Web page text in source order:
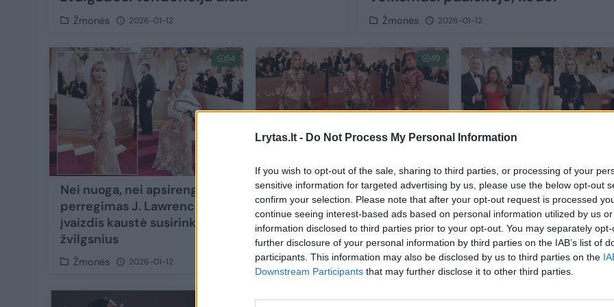
Lrytas.lt - Do Not Process My Personal Information
If you wish to opt-out of the sale, sharing to third parties, or processing of your
sensitive information for targeted advertising by us, please use the below opt-out
confirm your selection. Please note that after your opt-out request is processed
continue seeing interest-based ads based on personal information utilized by us
information disclosed to third parties prior to your opt-out. You may separately
further disclosure of your personal information by third parties on the IAB’s list of
participants. This information may also be disclosed by us to third parties on the
Downstream Participants that may further disclose it to other third parties.
Žmonės 2026-01-12 Žmonės 2026-01-12
54
Nei nuoga, nei apsirengusi:
perregimas J. Lawrence
įvaizdis kaustė susirinkusių
žvilgsnius
Žmonės 2026-01-12
49
„Auksinių gaublių“ puotoje
Jennifer Lopez patyrė
nesėkmę: užsienis laido
kirčius
Žmonės 2026-01-12
Los Andželą sudrebino
„Auksinių gaublių“
ant raudonojo kilimo –
išsipusčiusi grietinėlė
Žmonės 2026-01-12
14